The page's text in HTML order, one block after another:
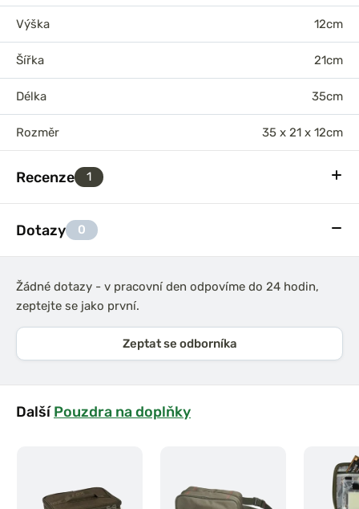
Výška 12cm
Šířka 21cm
Délka 35cm
Rozměr 35 x 21 x 12cm
Recenze 1
Dotazy 0
Žádné dotazy - v pracovní den odpovíme do 24 hodin,
zeptejte se jako první.
Zeptat se odborníka
DalšíPouzdra na doplňky